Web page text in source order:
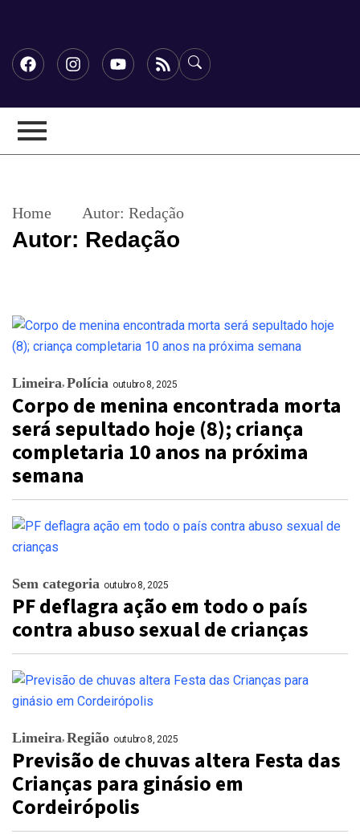
Home Autor: Redação
Autor: Redação
Limeira Polícia outubro 8, 2025
Corpo de menina encontrada morta
será sepultado hoje (8); criança
completaria 10 anos na próxima
semana
Sem categoria outubro 8, 2025
PF deflagra ação em todo o país
contra abuso sexual de crianças
Limeira Região outubro 8, 2025
Previsão de chuvas altera Festa das
Crianças para ginásio em
Cordeirópolis